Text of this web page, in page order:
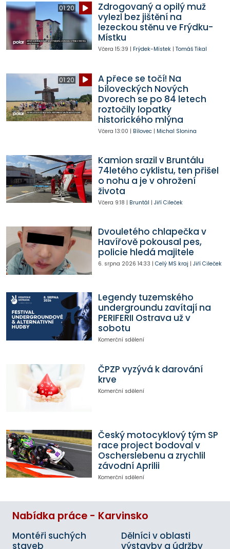
01:20
Zdrogovaný a opilý muž
vylezl bez jištění na
lezeckou stěnu ve Frýdku-
Místku
Včera 15:39 | Frýdek-Místek| Tomáš Tikal
01:20
A přece se točí! Na
bíloveckých Nových
Dvorech se po 84 letech
roztočily lopatky
historického mlýna
Včera 13:00 | Bílovec| Michal Slonina
Kamion srazil v Bruntálu
74letého cyklistu, ten přišel
o nohu a je v ohrožení
života
Včera 9:18 | Bruntál | Jiří Cileček
Dvouletého chlapečka v
Havířově pokousal pes,
policie hledá majitele
6. srpna 2026 14:33 | Celý MS kraj | Jiří Cileček
Legendy tuzemského
undergroundu zavítají na
PERIFERII Ostrava už v
sobotu
Komerční sdělení
ČPZP vyzývá k darování
krve
Komerční sdělení
Český motocyklový tým SP
race project bodoval v
Oscherslebenu a zrychlil
závodní Aprilii
Komerční sdělení
Nabídka práce - Karvinsko
Montéři suchých
staveb
Dělníci v oblasti
výstavby a údržby